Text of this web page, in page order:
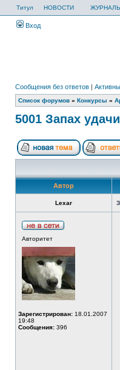
Титул НОВОСТИ
Вход
Сообщения без ответов |
Список форумов » Конкурсы »
5001 Запах удачи
Автор
Lexar
Авторитет
Зарегистрирован: 18.01.2007
19:48
Сообщения: 396